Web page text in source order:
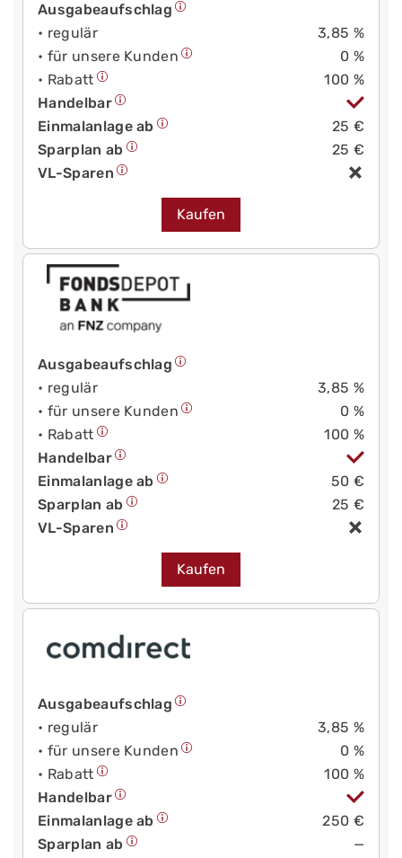
Ausgabeaufschlag
• regulär
3,85 %
• für unsere Kunden
0 %
• Rabatt
100 %
Handelbar
Einmalanlage ab
25 €
Sparplan ab
25 €
VL-Sparen
Kaufen
Ausgabeaufschlag
• regulär
3,85 %
• für unsere Kunden
0 %
• Rabatt
100 %
Handelbar
Einmalanlage ab
50 €
Sparplan ab
25 €
VL-Sparen
Kaufen
Ausgabeaufschlag
• regulär
3,85 %
• für unsere Kunden
0 %
• Rabatt
100 %
Handelbar
Einmalanlage ab
250 €
Sparplan ab
—